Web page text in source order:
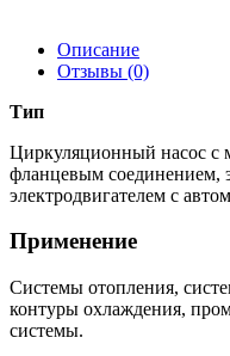
Описание
Отзывы (0)
Тип
Циркуляционный насос с
фланцевым соединением,
электродвигателем с
Применение
Системы отопления,
контуры охлаждения,
системы.